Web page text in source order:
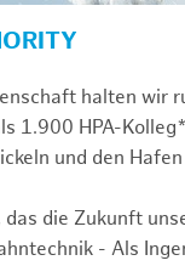
halten wir
1.900 HPA-
und den
die Zukunft
- Als